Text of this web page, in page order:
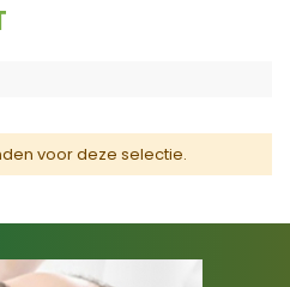
voor deze selectie.